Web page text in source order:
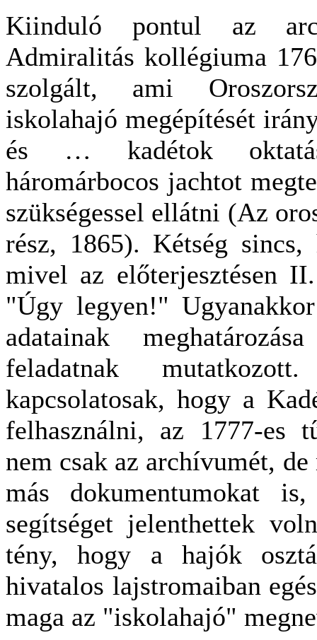
Kiinduló pontul az
Admiralitás kollégiuma
szolgált, ami
iskolahajó megépítését
és … kadétok
háromárbocos jachtot
szükségessel ellátni (Az
rész, 1865). Kétség
mivel az előterjesztésen
"Úgy legyen!"
adatainak
feladatnak
kapcsolatosak, hogy a
felhasználni, az 1777-es
nem csak az archívumét,
más dokumentumokat
segítséget jelenthettek
tény, hogy a hajók
hivatalos lajstromaiban
maga az "iskolahajó"